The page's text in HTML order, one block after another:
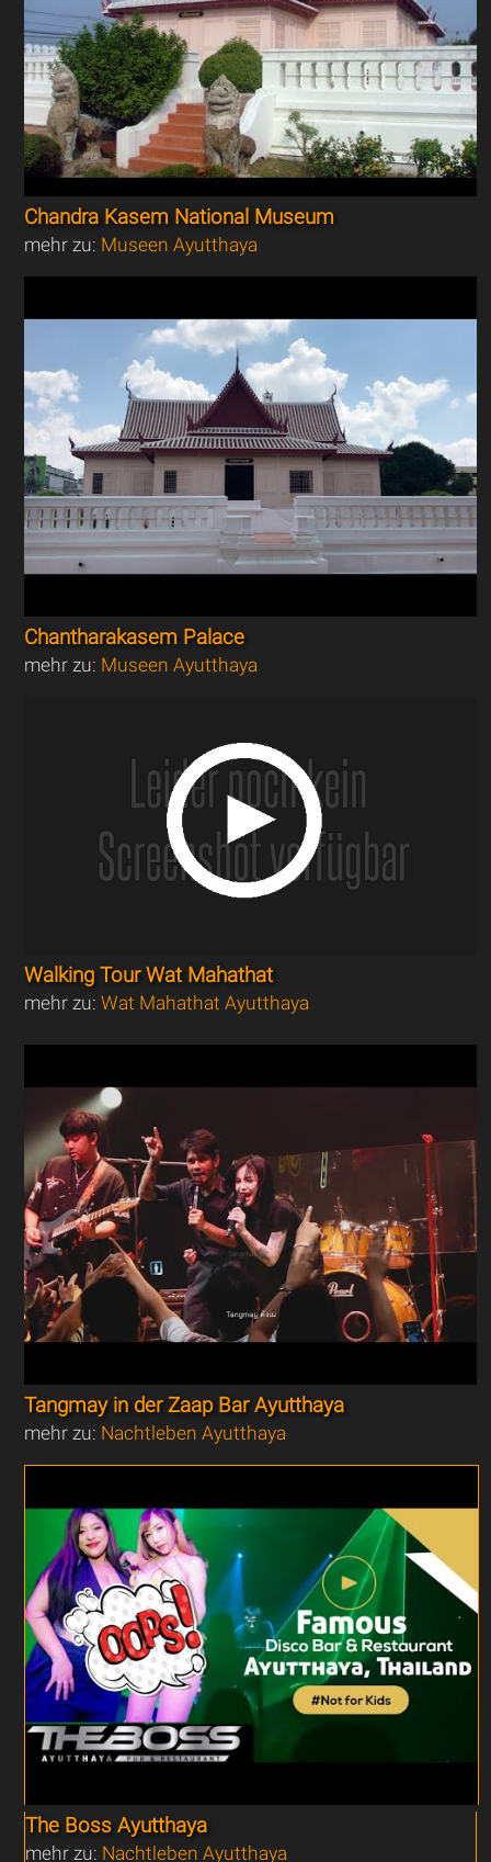
Chandra Kasem National Museum
mehr zu: Museen Ayutthaya
Chantharakasem Palace
mehr zu: Museen Ayutthaya
Walking Tour Wat Mahathat
mehr zu:Wat Mahathat Ayutthaya
Tangmay in der Zaap Bar Ayutthaya
mehr zu: Nachtleben Ayutthaya
The Boss Ayutthaya
mehr zu: Nachtleben Ayutthaya